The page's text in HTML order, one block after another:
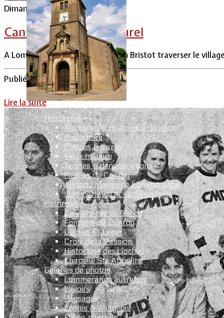
Historique
Armoiries & Historique du nom
Préhistoire
Prêtres & Curés
Vieux métiers
Termes & dénominations
Fusillés du Conroy
Anciens Maires de Lommerange
Lommerange et sa Généalogie
Patrimoine
Calvaire rue de Sancy
Fontaine du Conroy
L'église St Léger
Croix de la Passion
Historique des cloches
Chapelle Ste Appoline
Galeries de photos
Lommerange autrefois
Lavoirs
Paysages
Écoles & Villageois
Dimanche 12 Juillet 2026
Canicule et milieu naturel
A Lommerange, on voit Sébastien Bristot traverser le
Publié parLommerange.fr
Lire la suite